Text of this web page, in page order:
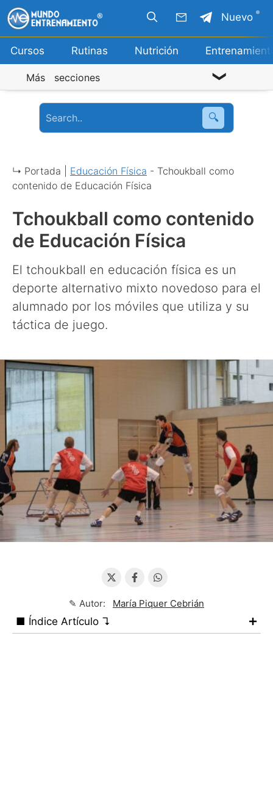
Saltar
al
contenido
Cursos Rutinas Nutrición
Nuevo
Más secciones
🔍
↳ Portada | Educación Física - Tchoukball como
contenido de Educación Física
Tchoukball como contenido
de Educación Física
El tchoukball en educación física es un
deporte alternativo mixto novedoso para el
alumnado por los móviles que utiliza y su
táctica de juego.
✎ Autor: María Piquer Cebrián
■ Índice Artículo ↴